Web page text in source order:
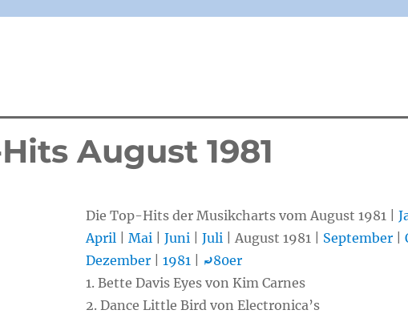
August 1981
Die Top-Hits der Musikcharts vom August 1981 |
April |Mai |Juni |Juli | August 1981 | September |
Dezember |1981 ⤾80er
1. Bette Davis Eyes von Kim Carnes
2. Dance Little Bird von Electronica’s